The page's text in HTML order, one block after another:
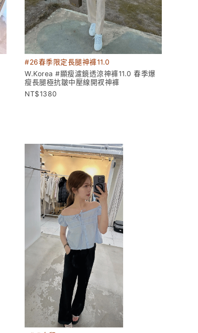
#26春季限定長腿神褲11.0
W.Korea #顯瘦濾鏡透涼神褲11.0 春季爆
瘦長腿極抗皺中壓線開衩神褲
1380